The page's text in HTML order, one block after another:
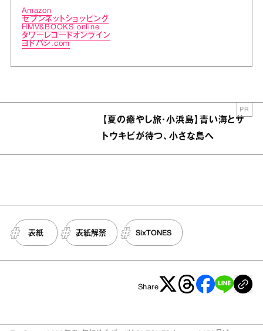
Amazon
セブンネットショッピング
HMV&BOOKS online
タワーレコードオンライン
ヨドバシ.com
【夏の癒やし旅・小浜島】青い海とサ
トウキビが待つ、小さな島へ
PR
表紙 表紙解禁 SixTONES
Share